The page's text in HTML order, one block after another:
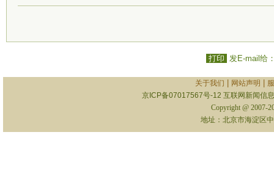
打印 发E-mail给
关于我们 网站声明
京ICP备07017567号-12 互联网新闻信
Copyright @ 2007-
地址：北京市海淀区